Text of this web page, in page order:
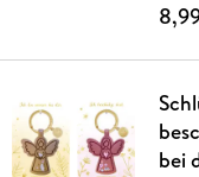
bei